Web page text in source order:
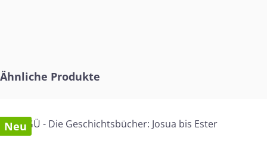
Produktgalerie überspringen
Ähnliche Produkte
Neu